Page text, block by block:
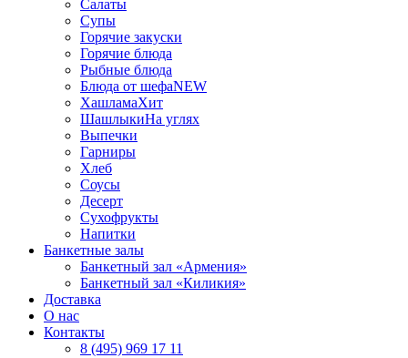
Салаты
Супы
Горячие закуски
Горячие блюда
Рыбные блюда
Блюда от шефаNEW
ХашламаХит
ШашлыкиНа углях
Выпечки
Гарниры
Хлеб
Соусы
Десерт
Сухофрукты
Напитки
Банкетные залы
Банкетный зал «Армения»
Банкетный зал «Киликия»
Доставка
О нас
Контакты
8 (495) 969 17 11